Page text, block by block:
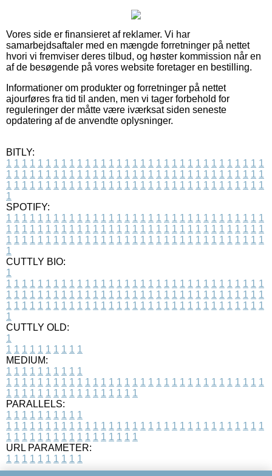
Vores side er finansieret af reklamer. Vi har
samarbejdsaftaler med en mængde forretninger på nettet
hvori vi fremviser deres tilbud, og høster kommission når en
af de besøgende på vores website foretager en bestilling.
Informationer om produkter og forretninger på nettet
ajourføres fra tid til anden, men vi tager forbehold for
reguleringer der måtte være iværksat siden seneste
opdatering af de anvendte oplysninger.
BITLY:
1 1 1 1 1 1 1 1 1 1 1 1 1 1 1 1 1 1 1 1 1 1 1 1 1 1 1 1 1 1 1 1 1
1 1 1 1 1 1 1 1 1 1 1 1 1 1 1 1 1 1 1 1 1 1 1 1 1 1 1 1 1 1 1 1 1
1 1 1 1 1 1 1 1 1 1 1 1 1 1 1 1 1 1 1 1 1 1 1 1 1 1 1 1 1 1 1 1 1
1
SPOTIFY:
1 1 1 1 1 1 1 1 1 1 1 1 1 1 1 1 1 1 1 1 1 1 1 1 1 1 1 1 1 1 1 1 1
1 1 1 1 1 1 1 1 1 1 1 1 1 1 1 1 1 1 1 1 1 1 1 1 1 1 1 1 1 1 1 1 1
1 1 1 1 1 1 1 1 1 1 1 1 1 1 1 1 1 1 1 1 1 1 1 1 1 1 1 1 1 1 1 1 1
1
CUTTLY BIO:
1
1 1 1 1 1 1 1 1 1 1 1 1 1 1 1 1 1 1 1 1 1 1 1 1 1 1 1 1 1 1 1 1 1
1 1 1 1 1 1 1 1 1 1 1 1 1 1 1 1 1 1 1 1 1 1 1 1 1 1 1 1 1 1 1 1 1
1 1 1 1 1 1 1 1 1 1 1 1 1 1 1 1 1 1 1 1 1 1 1 1 1 1 1 1 1 1 1 1 1
1
CUTTLY OLD:
1
1 1 1 1 1 1 1 1 1 1
MEDIUM:
1 1 1 1 1 1 1 1 1 1
1 1 1 1 1 1 1 1 1 1 1 1 1 1 1 1 1 1 1 1 1 1 1 1 1 1 1 1 1 1 1 1 1
1 1 1 1 1 1 1 1 1 1 1 1 1 1 1 1 1
PARALLELS:
1 1 1 1 1 1 1 1 1 1
1 1 1 1 1 1 1 1 1 1 1 1 1 1 1 1 1 1 1 1 1 1 1 1 1 1 1 1 1 1 1 1 1
1 1 1 1 1 1 1 1 1 1 1 1 1 1 1 1 1
URL PARAMETER:
1 1 1 1 1 1 1 1 1 1